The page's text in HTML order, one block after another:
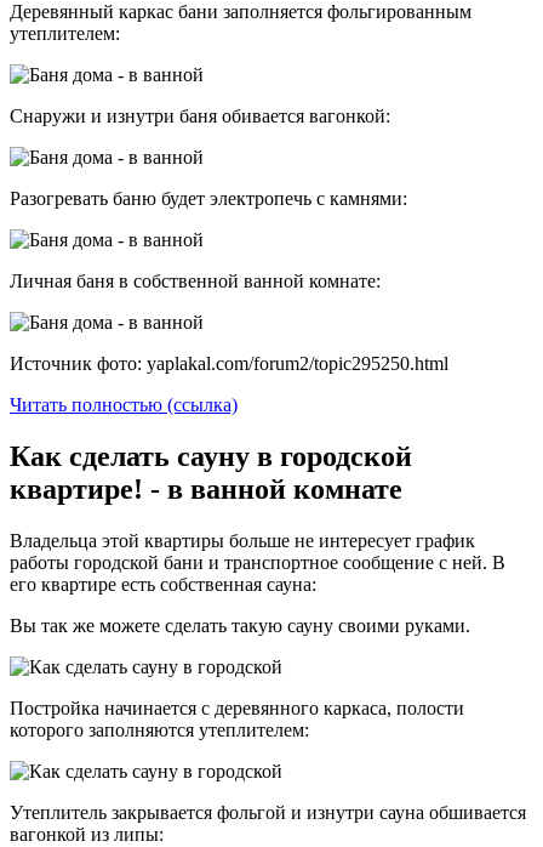
Деревянный каркас бани заполняется фольгированным
утеплителем:
Снаружи и изнутри баня обивается вагонкой:
Разогревать баню будет электропечь с камнями:
Личная баня в собственной ванной комнате:
Источник фото: yaplakal.com/forum2/topic295250.html
Читать полностью (ссылка)
Как сделать сауну в городской
квартире! - в ванной комнате
Владельца этой квартиры больше не интересует график
работы городской бани и транспортное сообщение с ней. В
его квартире есть собственная сауна:
Вы так же можете сделать такую сауну своими руками.
Постройка начинается с деревянного каркаса, полости
которого заполняются утеплителем:
Утеплитель закрывается фольгой и изнутри сауна обшивается
вагонкой из липы: